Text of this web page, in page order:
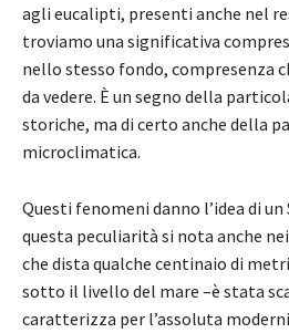
agli eucalipti, presenti anche nel
troviamo una significativa
nello stesso fondo, compresenza
da vedere. È un segno della
storiche, ma di certo anche della
microclimatica.
Questi fenomeni danno l’idea di
questa peculiarità si nota anche
che dista qualche centinaio di
sotto il livello del mare –è stata
caratterizza per l’assoluta